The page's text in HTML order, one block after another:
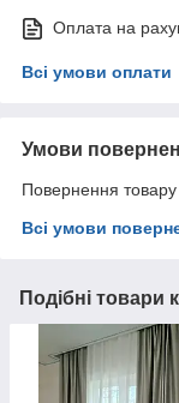
Оплата на
Всі умови оплати
Умови
Повернення
Всі умови
Подібні товари